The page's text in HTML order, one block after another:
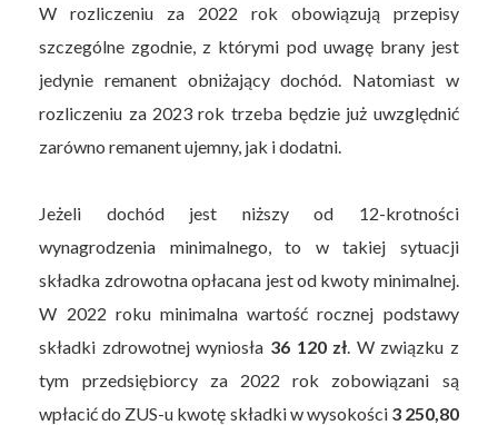
W rozliczeniu za 2022 rok obowiązują przepisy
szczególne zgodnie, z którymi pod uwagę brany jest
jedynie remanent obniżający dochód. Natomiast w
rozliczeniu za 2023 rok trzeba będzie już uwzględnić
zarówno remanent ujemny, jak i dodatni.
Jeżeli dochód jest niższy od 12-krotności
wynagrodzenia minimalnego, to w takiej sytuacji
składka zdrowotna opłacana jest od kwoty minimalnej.
W 2022 roku minimalna wartość rocznej podstawy
składki zdrowotnej wyniosła 36 120 zł . W związku z
tym przedsiębiorcy za 2022 rok zobowiązani są
wpłacić do ZUS-u kwotę składki w wysokości 3 250,80